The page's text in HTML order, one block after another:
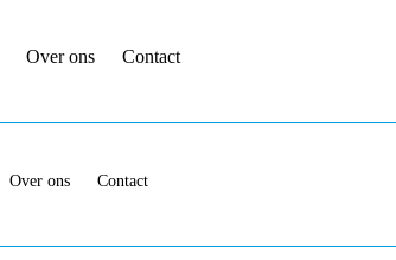
Over ons Contact